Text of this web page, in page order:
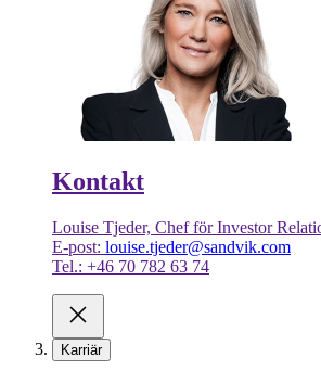
Kontakt
Louise Tjeder, Chef för Investor
E-post: louise.tjeder@sandvik.com
Tel.: +46 70 782 63 74
Karriär